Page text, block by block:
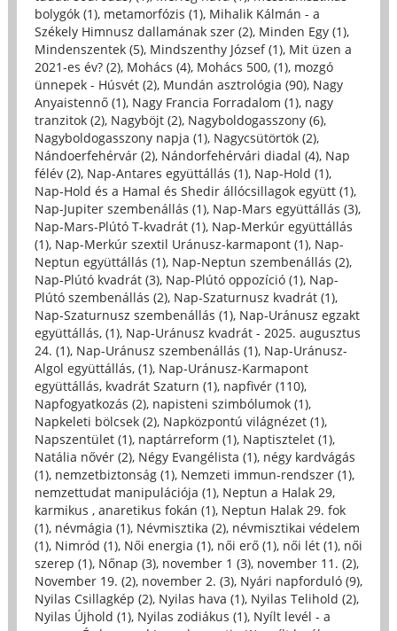
bolygók (1), metamorfózis (1), Mihalik Kálmán - a
Székely Himnusz dallamának szer (2), Minden Egy (1),
Mindenszentek (5), Mindszenthy József (1), Mit üzen a
2021-es év? (2), Mohács (4), Mohács 500, (1), mozgó
ünnepek - Húsvét (2), Mundán asztrológia (90), Nagy
Anyaistennő (1), Nagy Francia Forradalom (1), nagy
tranzitok (2), Nagyböjt (2), Nagyboldogasszony (6),
Nagyboldogasszony napja (1), Nagycsütörtök (2),
Nándoerfehérvár (2), Nándorfehérvári diadal (4), Nap
félév (2), Nap-Antares együttállás (1), Nap-Hold (1),
Nap-Hold és a Hamal és Shedir állócsillagok együtt (1),
Nap-Jupiter szembenállás (1), Nap-Mars együttállás (3),
Nap-Mars-Plútó T-kvadrát (1), Nap-Merkúr együttállás
(1), Nap-Merkúr szextil Uránusz-karmapont (1), Nap-
Neptun együttállás (1), Nap-Neptun szembenállás (2),
Nap-Plútó kvadrát (3), Nap-Plútó oppozíció (1), Nap-
Plútó szembenállás (2), Nap-Szaturnusz kvadrát (1),
Nap-Szaturnusz szembenállás (1), Nap-Uránusz egzakt
együttállás, (1), Nap-Uránusz kvadrát - 2025. augusztus
24. (1), Nap-Uránusz szembenállás (1), Nap-Uránusz-
Algol együttállás, (1), Nap-Uránusz-Karmapont
együttállás, kvadrát Szaturn (1), napfivér (110),
Napfogyatkozás (2), napisteni szimbólumok (1),
Napkeleti bölcsek (2), Napközpontú világnézet (1),
Napszentület (1), naptárreform (1), Naptisztelet (1),
Natália nővér (2), Négy Evangélista (1), négy kardvágás
(1), nemzetbiztonság (1), Nemzeti immun-rendszer (1),
nemzettudat manipulációja (1), Neptun a Halak 29,
karmikus , anaretikus fokán (1), Neptun Halak 29. fok
(1), névmágia (1), Névmisztika (2), névmisztikai védelem
(1), Nimród (1), Női energia (1), női erő (1), női lét (1), női
szerep (1), Nőnap (3), november 1 (3), november 11. (2),
November 19. (2), november 2. (3), Nyári napforduló (9),
Nyilas Csillagkép (2), Nyilas hava (1), Nyilas Telihold (2),
Nyilas Újhold (1), Nyilas zodiákus (1), Nyílt levél - a